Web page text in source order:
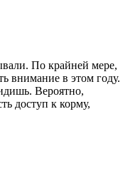
По крайней мере,
внимание в этом году.
Вероятно,
доступ к корму,